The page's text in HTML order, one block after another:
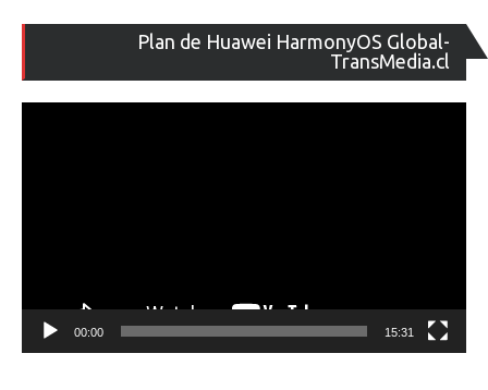
Plan de Huawei HarmonyOS Global-
TransMedia.cl
de
00:00 15:31